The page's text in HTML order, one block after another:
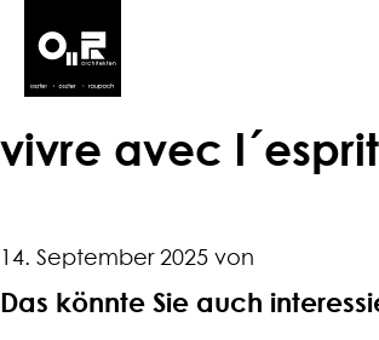
vivre avec
14. September 2025 von
Das könnte Sie auch